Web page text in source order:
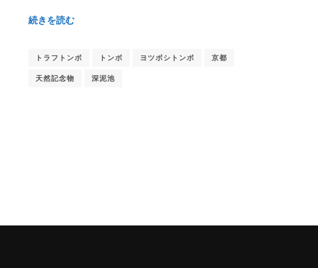
続きを読む
トラフトンボ トンボ ヨツボシトンボ 京都
天然記念物 深泥池